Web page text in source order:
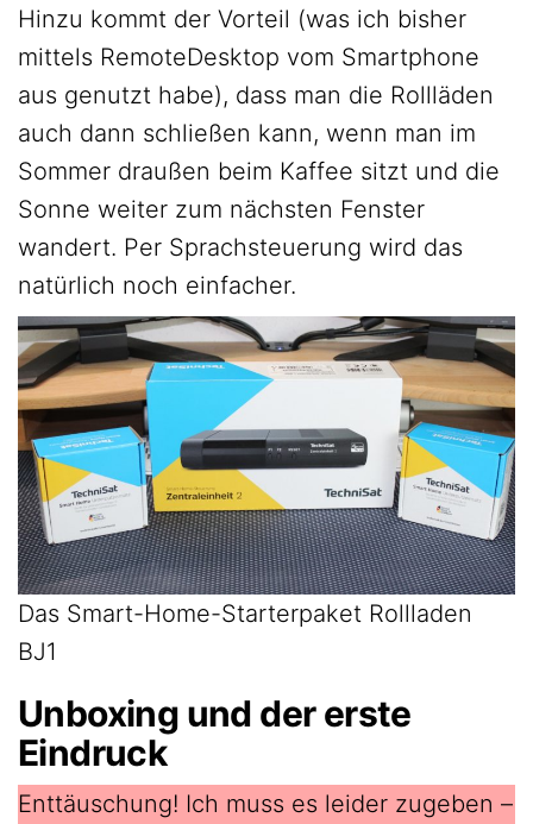
Hinzu kommt der Vorteil (was ich bisher
mittels RemoteDesktop vom Smartphone
aus genutzt habe), dass man die Rollläden
auch dann schließen kann, wenn man im
Sommer draußen beim Kaffee sitzt und die
Sonne weiter zum nächsten Fenster
wandert. Per Sprachsteuerung wird das
natürlich noch einfacher.
Das Smart-Home-Starterpaket Rollladen
BJ1
Unboxing und der erste
Eindruck
Enttäuschung! Ich muss es leider zugeben –